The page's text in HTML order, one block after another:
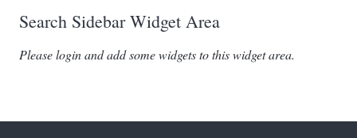
Search Sidebar Widget Area
Please login and add some widgets to this widget area.